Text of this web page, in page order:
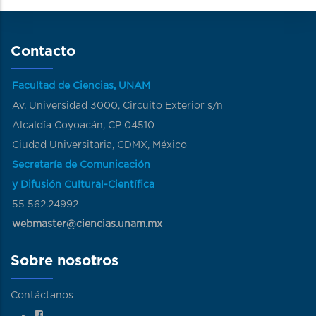
Contacto
Facultad de Ciencias, UNAM
Av. Universidad 3000, Circuito Exterior s/n
Alcaldía Coyoacán, CP 04510
Ciudad Universitaria, CDMX, México
Secretaría de Comunicación
y Difusión Cultural-Científica
55 562.24992
webmaster@ciencias.unam.mx
Sobre nosotros
Contáctanos